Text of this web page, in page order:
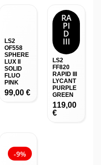
LS2
OF558
SPHERE
LUX II
SOLID
FLUO
PINK
99,00 €
RA
PI
D
III
LS2
FF820
RAPID III
LYCANT
PURPLE
GREEN
119,00
€
-9%